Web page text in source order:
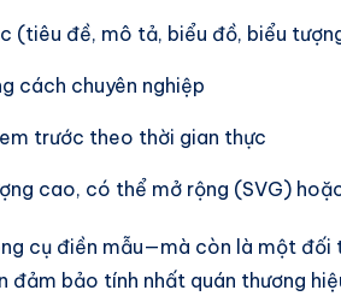
(tiêu đề, mô tả, biểu đồ, biểu
cách chuyên nghiệp
trước theo thời gian thực
cao, có thể mở rộng (SVG)
cụ điền mẫu—mà còn là một đối
đảm bảo tính nhất quán thương